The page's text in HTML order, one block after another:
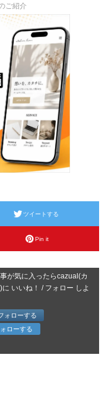
ご紹介
ツイートする
Pin it
が気に入ったらcazual(カ
に いいね！ / フォロー しよ
ォローする
ローする